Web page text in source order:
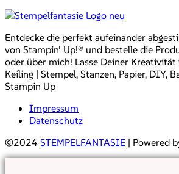
Entdecke die perfekt aufeinander
von Stampin‘ Up!® und bestelle die
oder über mich! Lasse Deiner
Keiling | Stempel, Stanzen, Papier, DIY,
Stampin Up
Impressum
Datenschutz
©2024 STEMPELFANTASIE | Powered